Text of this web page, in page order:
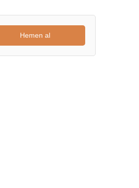
Hemen al